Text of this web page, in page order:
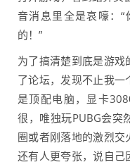
音消息里全是哀嚎：
的！”
为了搞清楚到底是游
了论坛，发现不止我
是顶配电脑，显卡
很，唯独玩PUBG会突
圈或者刚落地的激烈交
还有人更夸张，说自己